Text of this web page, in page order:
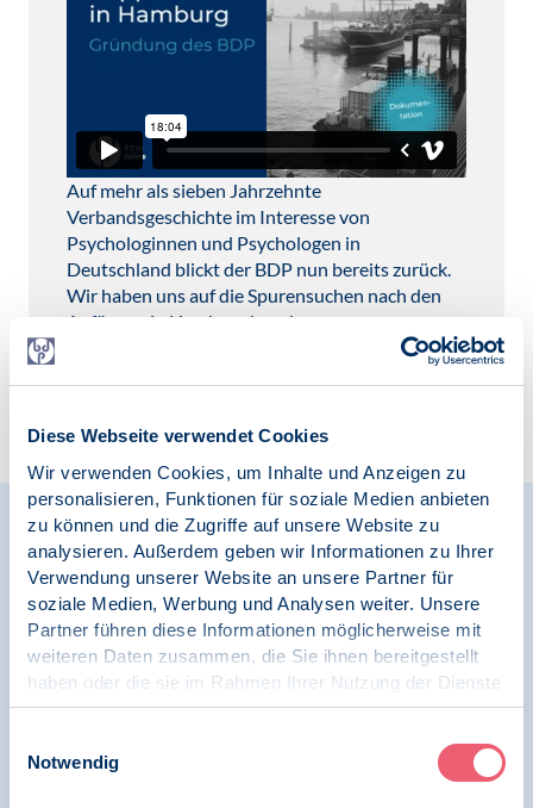
Diese Webseite verwendet Cookies
Wir verwenden Cookies, um Inhalte und Anzeigen zu
personalisieren, Funktionen für soziale Medien anbieten
zu können und die Zugriffe auf unsere Website zu
analysieren. Außerdem geben wir Informationen zu Ihrer
Verwendung unserer Website an unsere Partner für
soziale Medien, Werbung und Analysen weiter. Unsere
Partner führen diese Informationen möglicherweise mit
weiteren Daten zusammen, die Sie ihnen bereitgestellt
haben oder die sie im Rahmen Ihrer Nutzung der Dienste
gesammelt haben.
Notwendig
Auf mehr als sieben Jahrzehnte
Verbandsgeschichte im Interesse von
Psychologinnen und Psychologen in
Deutschland blickt der BDP nun bereits zurück.
Wir haben uns auf die Spurensuchen nach den
Anfängen in Hamburg begeben.
zum Video
Veröffentlichungen zu 77 Jahre BDP
31.05.2023
77 Jahre BDP
BDP-Mitglied Elisabeth Götzinger im Gespräch - Von